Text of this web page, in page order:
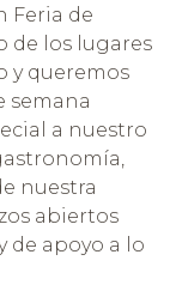
Feria de
de los lugares
y queremos
semana
a nuestro
nuestra
abiertos
de apoyo a lo